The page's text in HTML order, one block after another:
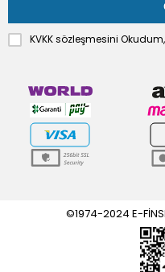
KVKK sözleşmesini
©1974-2024 E-